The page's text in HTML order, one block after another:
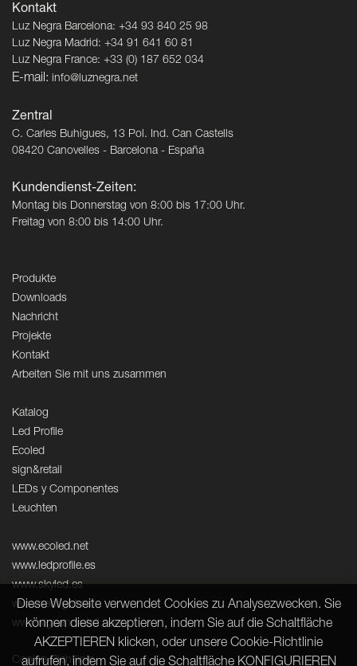
Kontakt
Luz Negra Barcelona: +34 93 840 25 98
Luz Negra Madrid: +34 91 641 60 81
Luz Negra France: +33 (0) 187 652 034
E-mail: info@luznegra.net
Zentral
C. Carles Buhigues, 13 Pol. Ind. Can Castells
08420 Canovelles - Barcelona - España
Kundendienst-Zeiten:
Montag bis Donnerstag von 8:00 bis 17:00 Uhr.
Freitag von 8:00 bis 14:00 Uhr.
Produkte
Downloads
Nachricht
Projekte
Kontakt
Arbeiten Sie mit uns zusammen
Katalog
Led Profile
Ecoled
sign&retail
LEDs y Componentes
Leuchten
www.ecoled.net
www.ledprofile.es
www.skyled.es
www.neolight.es
www.signandretail.com
Cookie-Richtlinie
Diese Webseite verwendet Cookies zu Analysezwecken. Sie
können diese akzeptieren, indem Sie auf die Schaltfläche
AKZEPTIEREN klicken, oder unsere Cookie-Richtlinie
aufrufen, indem Sie auf die Schaltfläche KONFIGURIEREN